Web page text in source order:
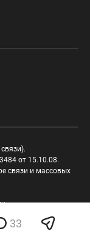
33
от 15.10.08.
связи и массовых